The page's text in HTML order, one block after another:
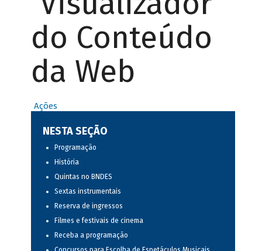
do Conteúdo
da Web
Ações
NESTA SEÇÃO
Programação
História
Quintas no BNDES
Sextas instrumentais
Reserva de ingressos
Filmes e festivais de cinema
Receba a programação